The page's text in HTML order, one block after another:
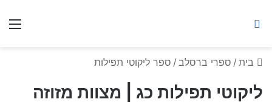
בית / ספרי ברסלב / ספר ליקוטי תפילות
ליקוטי תפילות כג | מצוות מזוזה